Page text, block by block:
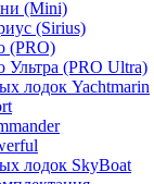
(Mini)
(Sirius)
(PRO)
Ультра (PRO Ultra)
лодок Yachtmarin
лодок SkyBoat